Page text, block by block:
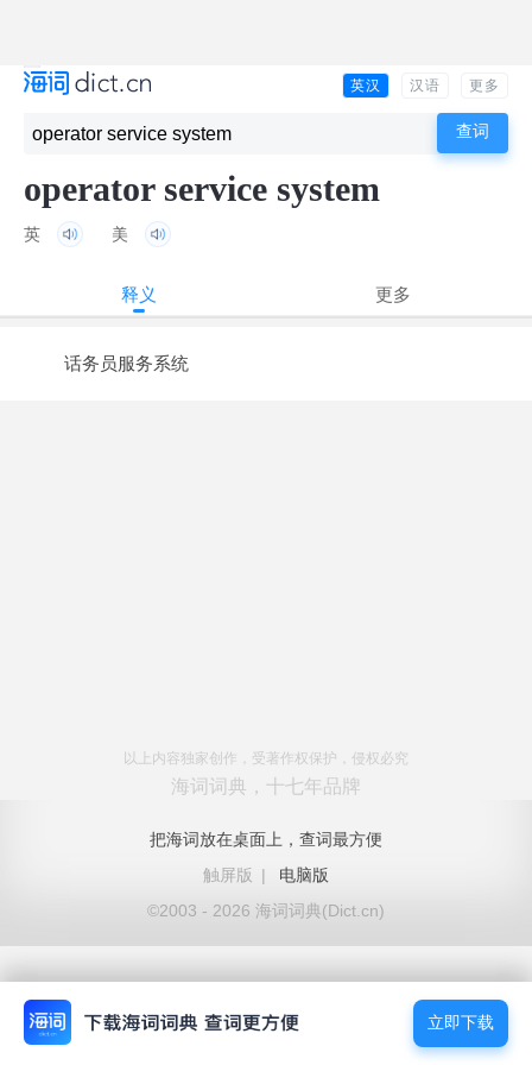
英汉 汉语 更多
operator service system
英 美
释义 更多
话务员服务系统
以上内容独家创作，受著作权保护，侵权必究
海词词典，十七年品牌
把海词放在桌面上，查词最方便
触屏版
|
电脑版
©2003 - 2026 海词词典(Dict.cn)
立即下载
立即下载